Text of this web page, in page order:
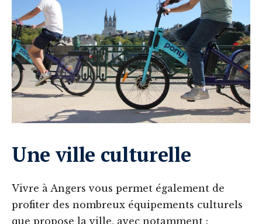
Une ville culturelle
Vivre à Angers vous permet également de
profiter des nombreux équipements culturels
que propose la ville, avec notamment :